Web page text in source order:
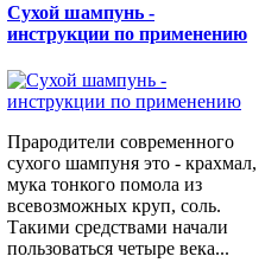
Сухой шампунь -
инструкции по применению
Прародители современного
сухого шампуня это - крахмал,
мука тонкого помола из
всевозможных круп, соль.
Такими средствами начали
пользоваться четыре века...